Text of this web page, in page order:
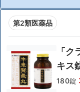
第2類医薬品
「
キス
180錠